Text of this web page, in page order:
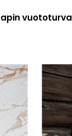
vuototurva